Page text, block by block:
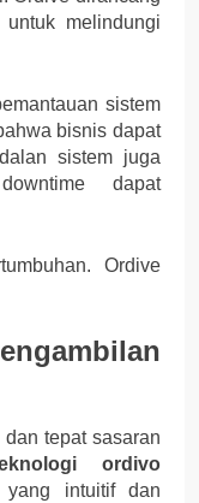
melindungi
sistem
bisnis dapat
sistem juga
dapat
Ordive
tepat sasaran
ordivo
yang intuitif dan